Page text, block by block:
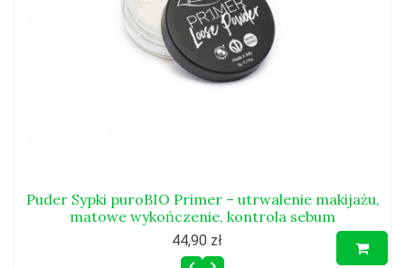
Puder Sypki puroBIO Primer – utrwalenie makijażu,
matowe wykończenie, kontrola sebum
44,90 zł